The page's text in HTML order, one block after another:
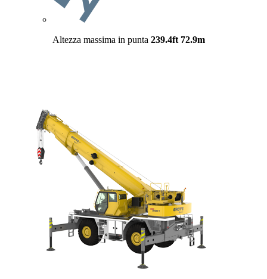
Altezza massima in punta 239.4ft 72.9m